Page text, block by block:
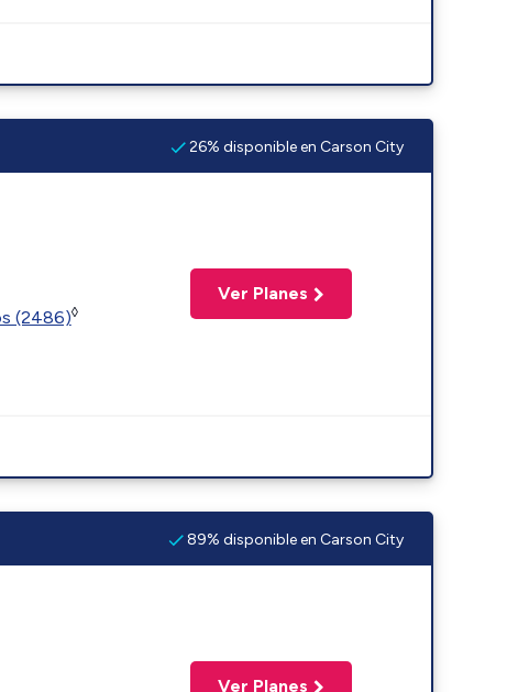
26% disponible en Carson City
(2486)◊
Ver Planes
89% disponible en Carson City
Ver Planes